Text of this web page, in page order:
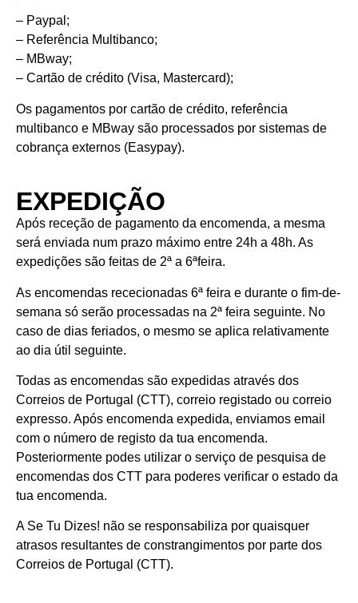
– Paypal;
– Referência Multibanco;
– MBway;
– Cartão de crédito (Visa, Mastercard);
Os pagamentos por cartão de crédito, referência
multibanco e MBway são processados por sistemas de
cobrança externos (Easypay).
EXPEDIÇÃO
Após receção de pagamento da encomenda, a mesma
será enviada num prazo máximo entre 24h a 48h. As
expedições são feitas de 2ª a 6ªfeira.
As encomendas rececionadas 6ª feira e durante o fim-de-
semana só serão processadas na 2ª feira seguinte. No
caso de dias feriados, o mesmo se aplica relativamente
ao dia útil seguinte.
Todas as encomendas são expedidas através dos
Correios de Portugal (CTT), correio registado ou correio
expresso. Após encomenda expedida, enviamos email
com o número de registo da tua encomenda.
Posteriormente podes utilizar o serviço de pesquisa de
encomendas dos CTT para poderes verificar o estado da
tua encomenda.
A Se Tu Dizes! não se responsabiliza por quaisquer
atrasos resultantes de constrangimentos por parte dos
Correios de Portugal (CTT).